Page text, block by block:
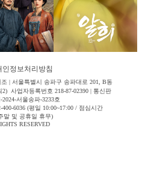
인정보처리방침
| 서울특별시 송파구 송파대로 201, B동
사업자등록번호 218-87-02390 | 통신판
서울송파-3233호
400-6036 (평일 10:00~17:00 / 점심시간
말 및 공휴일 휴무)
RESERVED